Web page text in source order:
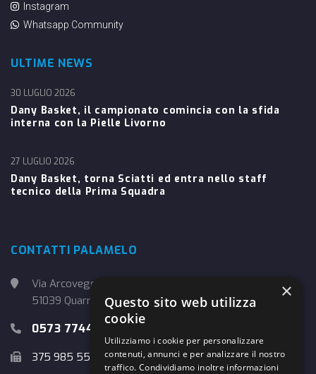
Instagram
Whatsapp Community
ULTIME NEWS
Dany Basket, il campionato comincia con la sfida
interna con la Pielle Livorno
30 LUGLIO 2026
Dany Basket, torna Sciatti ed entra nello staff
tecnico della Prima Squadra
27 LUGLIO 2026
CONTATTI PALAMELO
Via Arcoveggio, 4
51039 Quarrata (PT)
0573 774457
375 985 5526
×
Questo sito web utilizza
cookie
Utilizziamo i cookie per personalizzare
contenuti, annunci e per analizzare il nostro
traffico. Condividiamo inoltre informazioni